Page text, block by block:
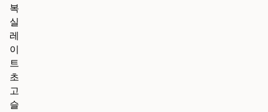
복
실
레
이
트
초
고
슬